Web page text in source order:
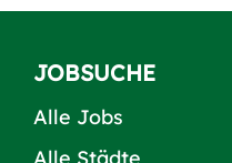
JOBSUCHE
Alle Jobs